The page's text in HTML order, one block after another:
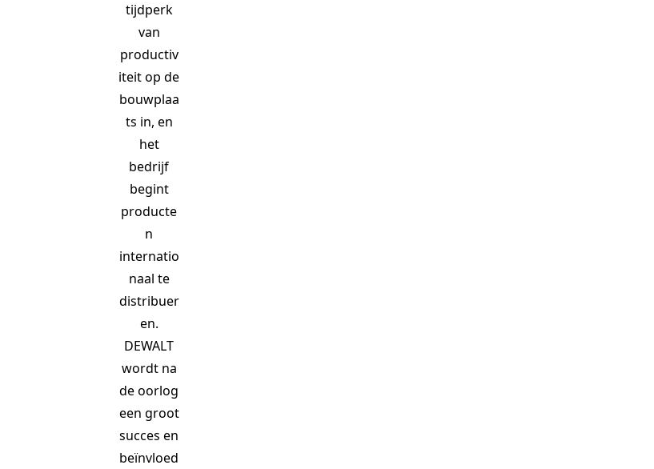
tijdperk
van
productiv
iteit op de
bouwplaa
ts in, en
het
bedrijf
begint
producte
n
internatio
naal te
distribuer
en.
DEWALT
wordt na
de oorlog
een groot
succes en
beïnvloed